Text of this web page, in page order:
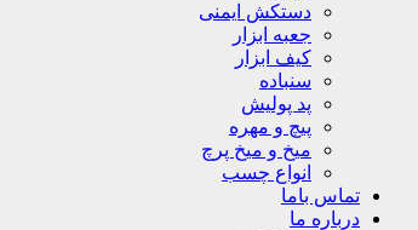
دستکش ایمنی
جعبه ابزار
کیف ابزار
سنباده
پد پولیش
پیچ و مهره
میخ و میخ پرچ
انواع چسب
تماس باما
درباره ما